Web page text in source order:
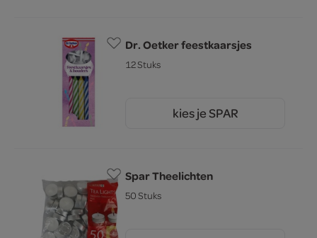
Dr. Oetker feestkaarsjes
12 Stuks
kies je SPAR
Spar Theelichten
50 Stuks